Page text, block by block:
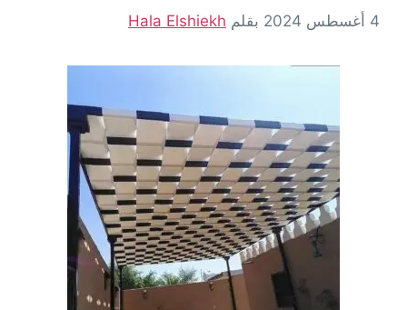
4 أغسطس 2024 بقلم Hala Elshiekh